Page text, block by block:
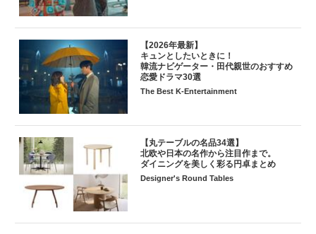
【2026年最新】
キュンとしたいときに！
韓流ナビゲーター・田代親世のおすすめ
恋愛ドラマ30選
The Best K-Entertainment
【丸テーブルの名品34選】
北欧や日本の名作から注目作まで。
ダイニングを美しく彩る円卓まとめ
Designer's Round Tables